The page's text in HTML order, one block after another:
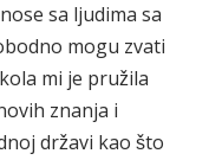
sa ljudima sa
mogu zvati
mi je pružila
znanja i
državi kao što